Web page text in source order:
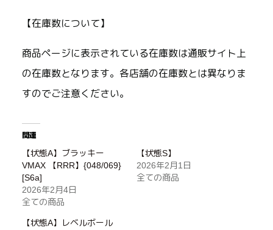
【在庫数について】
商品ページに表示されている在庫数は通販サイト上
の在庫数となります。各店舗の在庫数とは異なりま
すのでご注意ください。
関連
【状態A】ブラッキー
VMAX 【RRR】{048/069}
[S6a]
2026年2月4日
全ての商品
【状態S】
2026年2月1日
全ての商品
【状態A】レベルボール